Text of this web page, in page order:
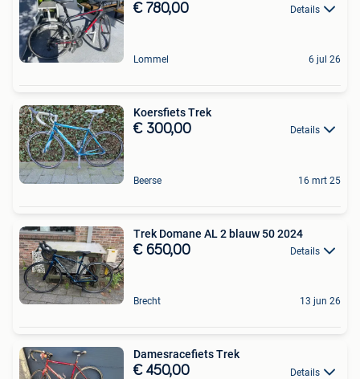
€ 780,00 Details
Lommel 6 jul 26
Koersfiets Trek
€ 300,00 Details
Beerse 16 mrt 25
Trek Domane AL 2 blauw 50 2024
€ 650,00 Details
Brecht 13 jun 26
Damesracefiets Trek
€ 450,00 Details